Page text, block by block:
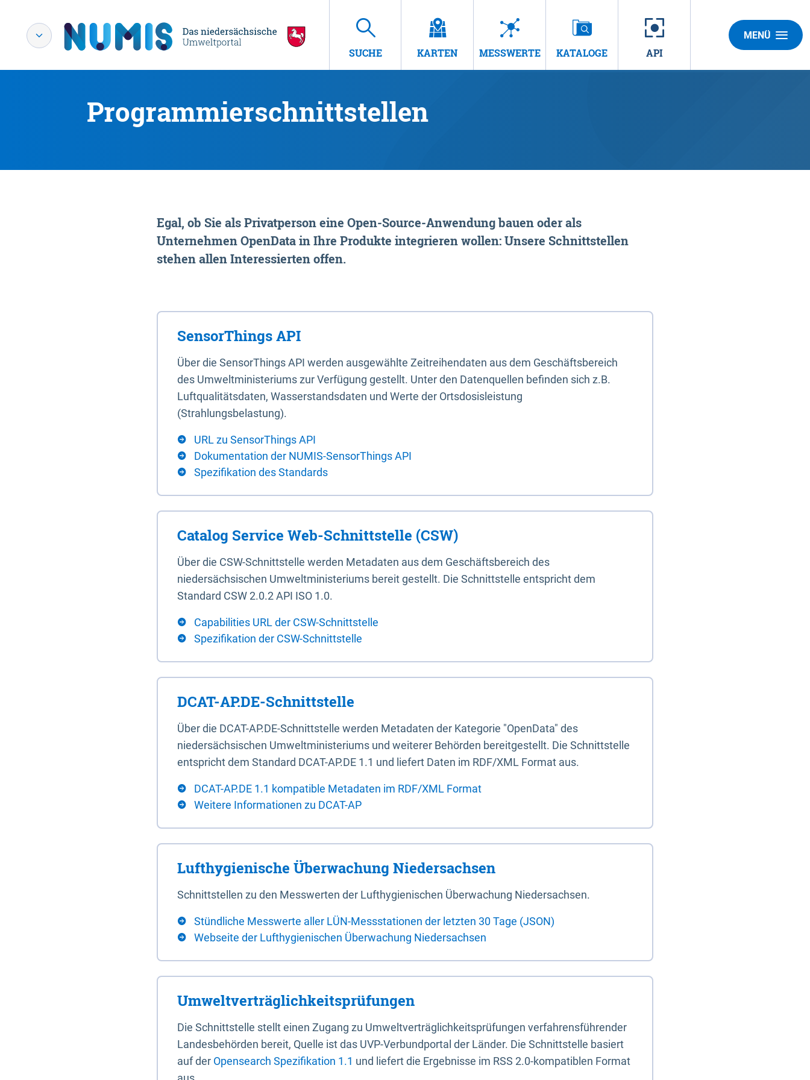
SUCHE KARTEN MESSWERTE KATALOGE API
MENÜ
Programmierschnittstellen
Egal, ob Sie als Privatperson eine Open-Source-Anwendung bauen oder als
Unternehmen OpenData in Ihre Produkte integrieren wollen: Unsere Schnittstellen
stehen allen Interessierten offen.
SensorThings API
Über die SensorThings API werden ausgewählte Zeitreihendaten aus dem Geschäftsbereich
des Umweltministeriums zur Verfügung gestellt. Unter den Datenquellen befinden sich z.B.
Luftqualitätsdaten, Wasserstandsdaten und Werte der Ortsdosisleistung
(Strahlungsbelastung).
URL zu SensorThings API
Dokumentation der NUMIS-SensorThings API
Spezifikation des Standards
Catalog Service Web-Schnittstelle (CSW)
Über die CSW-Schnittstelle werden Metadaten aus dem Geschäftsbereich des
niedersächsischen Umweltministeriums bereit gestellt. Die Schnittstelle entspricht dem
Standard CSW 2.0.2 API ISO 1.0.
Capabilities URL der CSW-Schnittstelle
Spezifikation der CSW-Schnittstelle
DCAT-AP.DE-Schnittstelle
Über die DCAT-AP.DE-Schnittstelle werden Metadaten der Kategorie "OpenData" des
niedersächsischen Umweltministeriums und weiterer Behörden bereitgestellt. Die Schnittstelle
entspricht dem Standard DCAT-AP.DE 1.1 und liefert Daten im RDF/XML Format aus.
DCAT-AP.DE 1.1 kompatible Metadaten im RDF/XML Format
Weitere Informationen zu DCAT-AP
Lufthygienische Überwachung Niedersachsen
Schnittstellen zu den Messwerten der Lufthygienischen Überwachung Niedersachsen.
Stündliche Messwerte aller LÜN-Messstationen der letzten 30 Tage (JSON)
Webseite der Lufthygienischen Überwachung Niedersachsen
Umweltverträglichkeitsprüfungen
Die Schnittstelle stellt einen Zugang zu Umweltverträglichkeitsprüfungen verfahrensführender
Landesbehörden bereit, Quelle ist das UVP-Verbundportal der Länder. Die Schnittstelle basiert
auf der Opensearch Spezifikation 1.1 und liefert die Ergebnisse im RSS 2.0-kompatiblen Format